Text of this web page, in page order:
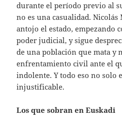
durante el período previo al
no es una casualidad. Nicolás
antojo el estado, empezando
poder judicial, y sigue
de una población que mata y
enfrentamiento civil ante el
indolente. Y todo eso no solo
injustificable.
Los que sobran en Euskadi